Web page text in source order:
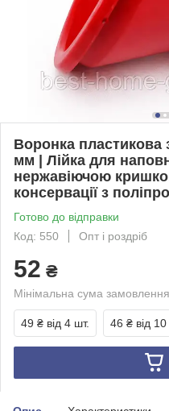
Воронка
мм | Лійка для
нержавіючою
консервації з
Готово до відправки
Код: 550
Опт і роздріб
52 ₴
Мінімальна сума
49 ₴ від 4 шт. 46 ₴ від